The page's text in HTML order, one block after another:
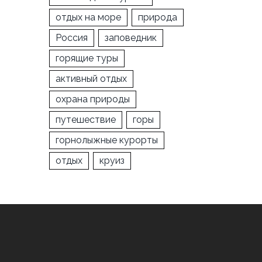
отдых на море
природа
Россия
заповедник
горящие туры
активный отдых
охрана природы
путешествие
горы
горнолыжные курорты
отдых
круиз